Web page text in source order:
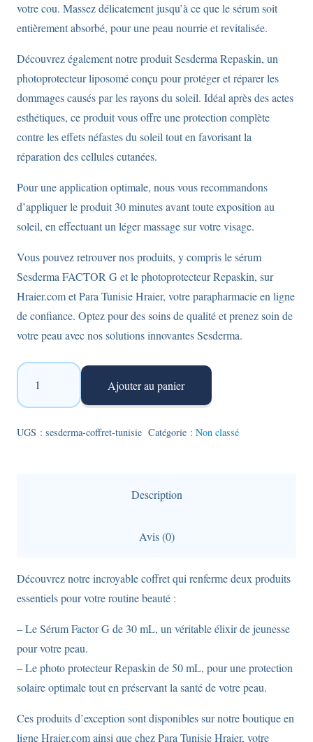
votre cou. Massez délicatement jusqu’à ce que le sérum soit
entièrement absorbé, pour une peau nourrie et revitalisée.
Découvrez également notre produit Sesderma Repaskin, un
photoprotecteur liposomé conçu pour protéger et réparer les
dommages causés par les rayons du soleil. Idéal après des actes
esthétiques, ce produit vous offre une protection complète
contre les effets néfastes du soleil tout en favorisant la
réparation des cellules cutanées.
Pour une application optimale, nous vous recommandons
d’appliquer le produit 30 minutes avant toute exposition au
soleil, en effectuant un léger massage sur votre visage.
Vous pouvez retrouver nos produits, y compris le sérum
Sesderma FACTOR G et le photoprotecteur Repaskin, sur
Hraier.com et Para Tunisie Hraier, votre parapharmacie en ligne
de confiance. Optez pour des soins de qualité et prenez soin de
votre peau avec nos solutions innovantes Sesderma.
quantité
Sesderma
Coffret
Repaskin
Ajouter au panier
UGS : sesderma-coffret-tunisie Catégorie : Non classé
Description
Avis (0)
Découvrez notre incroyable coffret qui renferme deux produits
essentiels pour votre routine beauté :
– Le Sérum Factor G de 30 mL, un véritable élixir de jeunesse
pour votre peau.
– Le photo protecteur Repaskin de 50 mL, pour une protection
solaire optimale tout en préservant la santé de votre peau.
Ces produits d’exception sont disponibles sur notre boutique en
ligne Hraier.com ainsi que chez Para Tunisie Hraier, votre